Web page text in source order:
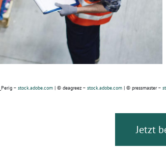
– stock.adobe.com | © deagreez – stock.adobe.com | © pressmaster –
Jetzt